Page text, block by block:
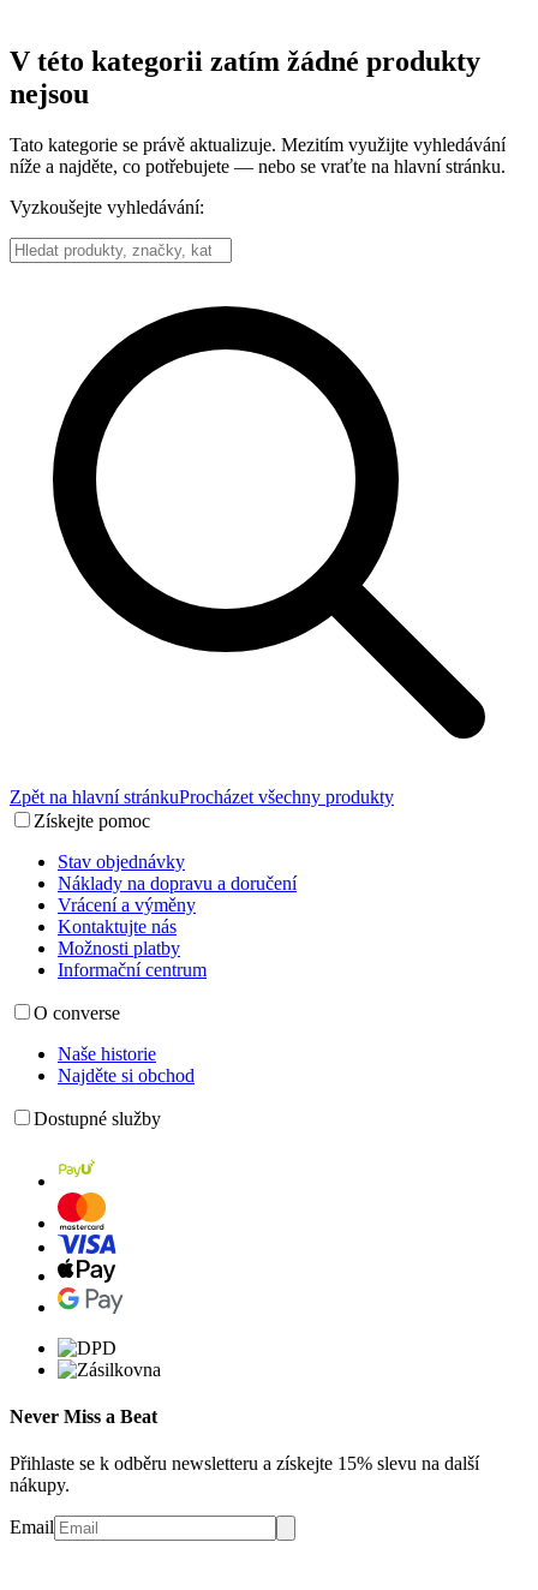
V této kategorii zatím žádné produkty
nejsou
Tato kategorie se právě aktualizuje. Mezitím využijte vyhledávání
níže a najděte, co potřebujete — nebo se vraťte na hlavní stránku.
Vyzkoušejte vyhledávání:
Zpět na hlavní stránkuProcházet všechny produkty
Získejte pomoc
Stav objednávky
Náklady na dopravu a doručení
Vrácení a výměny
Kontaktujte nás
Možnosti platby
Informační centrum
O converse
Naše historie
Najděte si obchod
Dostupné služby
Never Miss a Beat
Přihlaste se k odběru newsletteru a získejte 15% slevu na další
nákupy.
Email